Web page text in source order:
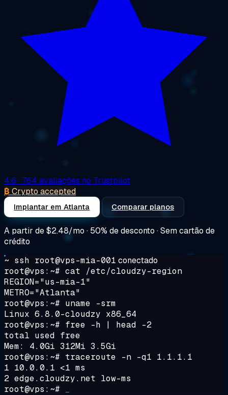
4.6 · 764 avaliações no Trustpilot
₿ Crypto accepted
Implantar em Atlanta Comparar planos
A partir de$2.48/mo · 50% de desconto · Sem cartão de
crédito
~ ssh root@vps-mia-001 conectado
root@vps:~# cat /etc/cloudzy-region
REGION="us-mia-1"
METRO="Atlanta"
root@vps:~# uname -srm
Linux 6.8.0-cloudzy x86_64
root@vps:~# free -h | head -2
total used free
Mem: 4.0Gi 312Mi 3.5Gi
root@vps:~# traceroute -n -q1 1.1.1.1
1 10.0.0.1 <1 ms
2 edge.cloudzy.net low-ms
root@vps:~#